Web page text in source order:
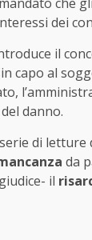
dei
il
capo al
danno.
di
da
il